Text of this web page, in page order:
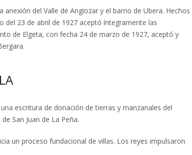
del Valle de Angiozar y el barrio de Ubera. Hechos
23 de abril de 1927 aceptó íntegramente las
de Elgeta, con fecha 24 de marzo de 1927, aceptó y
escritura de donación de tierras y manzanales del
San Juan de La Peña.
un proceso fundacional de villas. Los reyes impulsaron